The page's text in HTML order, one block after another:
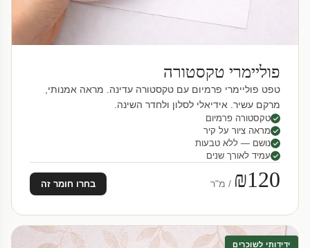
פוליימרי טקסטורה
טפט פוליימרי פרמיום עם טקסטורה עדינה. מראה אמנותי,
מרקם עשיר. אידיאלי לסלון ולחדר השינה.
טקסטורה פרמיום
מראה ציור על קיר
נושם — ללא טבעות
עמיד לאורך שנים
₪120 / מ"ר בחרו חומר זה
ידידותי לשוכרים